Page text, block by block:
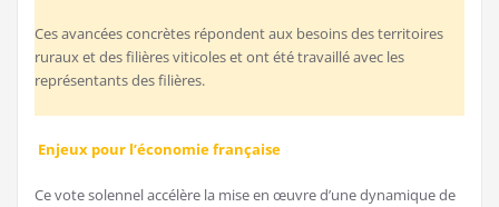
Ces avancées concrètes répondent aux besoins des territoires
ruraux et des filières viticoles et ont été travaillé avec les
représentants des filières.
Enjeux pour l’économie française
Ce vote solennel accélère la mise en œuvre d’une dynamique de